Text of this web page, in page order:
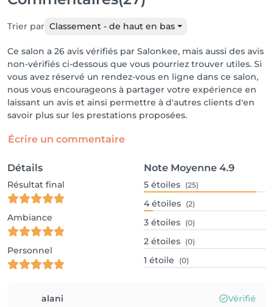
Trier par Classement - de haut en bas
Ce salon a 26 avis vérifiés par Salonkee, mais aussi des avis
non-vérifiés ci-dessous que vous pourriez trouver utiles. Si
vous avez réservé un rendez-vous en ligne dans ce salon,
nous vous encourageons à partager votre expérience en
laissant un avis et ainsi permettre à d'autres clients d'en
savoir plus sur les prestations proposées.
Écrire un commentaire
Détails
Résultat final
Ambiance
Personnel
Note Moyenne 4.9
5 étoiles (25)
4 étoiles (2)
3 étoiles (0)
2 étoiles (0)
1 étoile (0)
alani Vérifié